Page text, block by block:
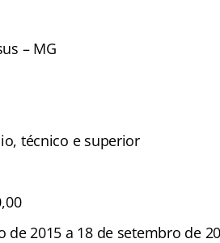
– MG
técnico e superior
de 2015 a 18 de setembro de